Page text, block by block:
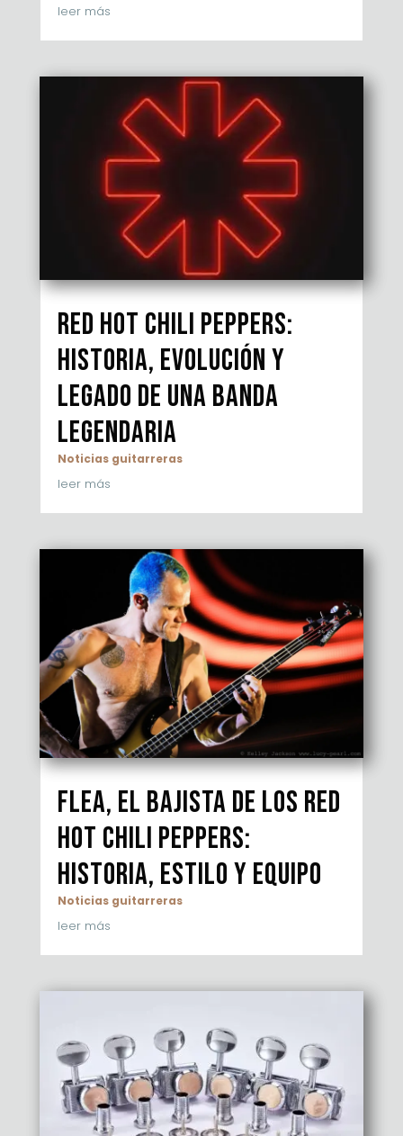
leer más
Red Hot Chili Peppers:
Historia, evolución y
legado de una banda
legendaria
Noticias guitarreras
leer más
Flea, el bajista de los Red
Hot Chili Peppers:
historia, estilo y equipo
Noticias guitarreras
leer más